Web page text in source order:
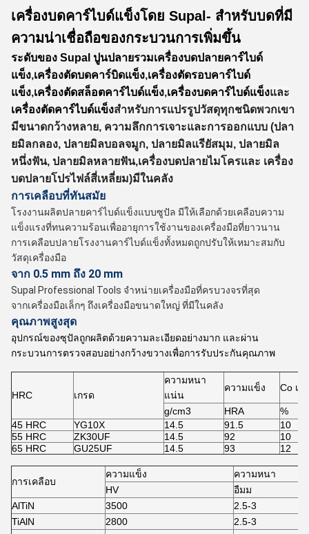
เครื่องบดคาร์ไบด์แข็งโดย Supal- สําหรับบดที่มี
ความน่าเชื่อถือของกระบวนการเพิ่มขึ้น
ระดับของ Supal ปูนปลายรวมเครื่องบดปลายคาร์ไบด์
แข็ง,เครื่องตัดบดคาร์บิดแข็ง,เครื่องตัดรอบคาร์ไบด์
แข็ง,เครื่องตัดสล็อตคาร์ไบด์แข็ง,เครื่องบดคาร์ไบด์แข็งและ
เครื่องตัดคาร์ไบด์แข็งสําหรับการแปรรูปวัสดุทุกชนิดพวกเขา
มีขนาดกว้างหลาย, ความลึกการเจาะและการออกแบบ (ปลา
ยมิลกลอง, ปลายมิลบอลจมูก, ปลายมิลแรียัสมุม, ปลายมิล
หนึ่งฟัน, ปลายมิลหลายฟัน,เครื่องบดปลายไมโครและ เครื่อง
บดปลายโปรไฟล์สี่เหลี่ยม)มีในคลัง
การเคลือบที่ทันสมัย
โรงงานผลิตปลายคาร์ไบด์แข็งแบบซูปัล มีให้เลือกด้วยเคลือบความ
แข็งแรงที่ทนความร้อนเพื่ออายุการใช้งานของเครื่องมือที่ยาวนาน
การเคลือบปลายโรงงานคาร์ไบด์แข็งทั้งหมดถูกปรับให้เหมาะสมกับ
วัสดุเครื่องมือ
จาก 0.5 mm ถึง 20 mm
Supal Professional Tools จําหน่ายเครื่องมือที่ครบวงจรที่สุด
จากเครื่องมือเล็กๆ ถึงเครื่องมือขนาดใหญ่ ที่มีในคลัง
คุณภาพสูงสุด
อุปกรณ์ของซุปัลถูกผลิตด้วยความละเอียดอย่างมาก และผ่าน
กระบวนการตรวจสอบอย่างกว้างขวางเพื่อการรับประกันคุณภาพ
HRC เกรด
ความหนา
แน่น
ความแข็ง Co เนื้
g/cm3 HRA
%
45 HRC
YG10X 14.5 91.5
10
55 HRC
ZK30UF 14.5 92
10
65 HRC
GU25UF 14.5 93 12
การเคลือบ
ความแข็ง
ความหนา
HV
อืมม
AlTiN
3500
2.5-3
TiAlN
2800
2.5-3